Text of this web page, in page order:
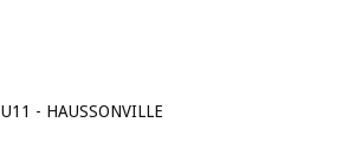
U11 - HAUSSONVILLE